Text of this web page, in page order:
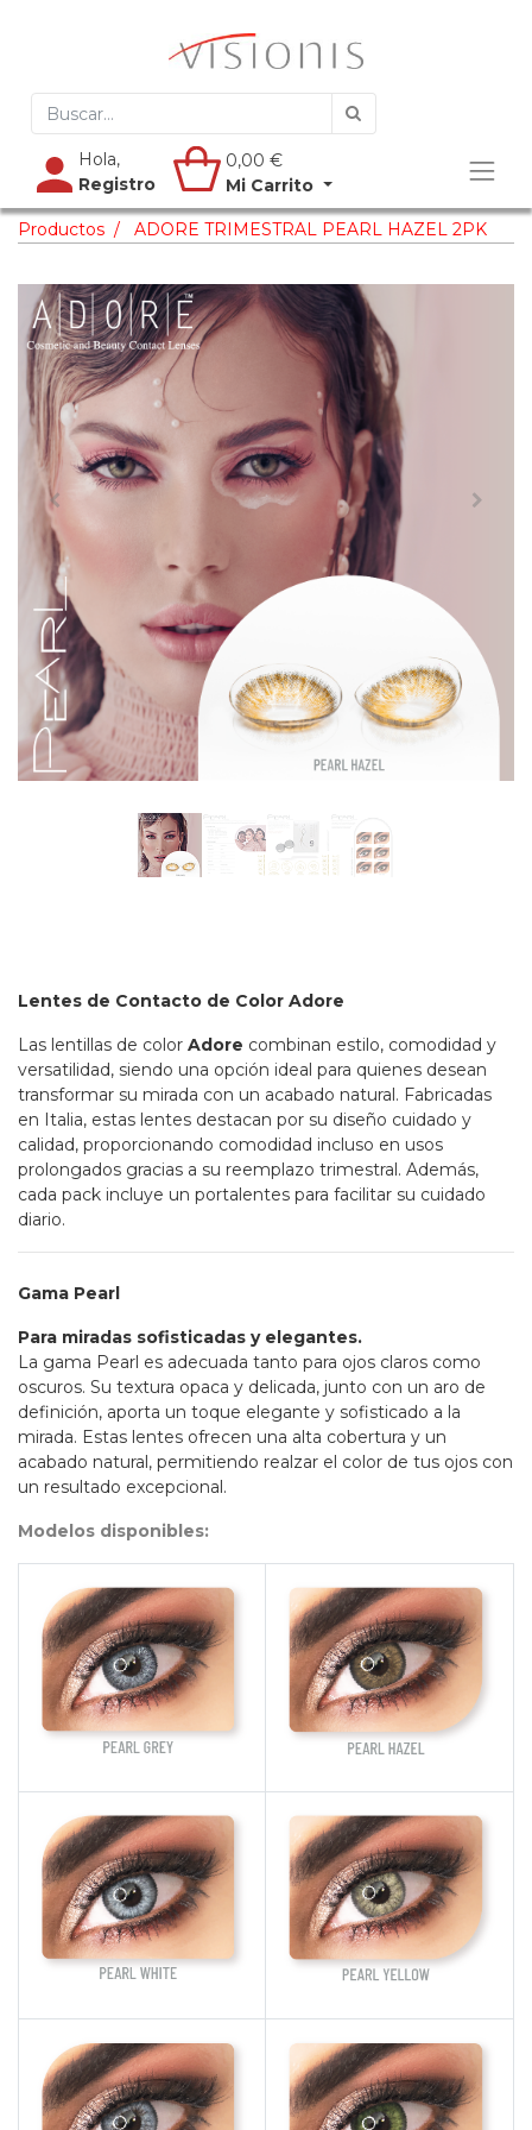
Hola,
Registro
0,00 €
Mi Carrito
Productos ADORE TRIMESTRAL PEARL HAZEL 2PK
Lentes de Contacto de Color Adore
Las lentillas de color Adore combinan estilo, comodidad y
versatilidad, siendo una opción ideal para quienes desean
transformar su mirada con un acabado natural. Fabricadas
en Italia, estas lentes destacan por su diseño cuidado y
calidad, proporcionando comodidad incluso en usos
prolongados gracias a su reemplazo trimestral. Además,
cada pack incluye un portalentes para facilitar su cuidado
diario.
Gama Pearl
Para miradas sofisticadas y elegantes.
La gama Pearl es adecuada tanto para ojos claros como
oscuros. Su textura opaca y delicada, junto con un aro de
definición, aporta un toque elegante y sofisticado a la
mirada. Estas lentes ofrecen una alta cobertura y un
acabado natural, permitiendo realzar el color de tus ojos con
un resultado excepcional.
Modelos disponibles: